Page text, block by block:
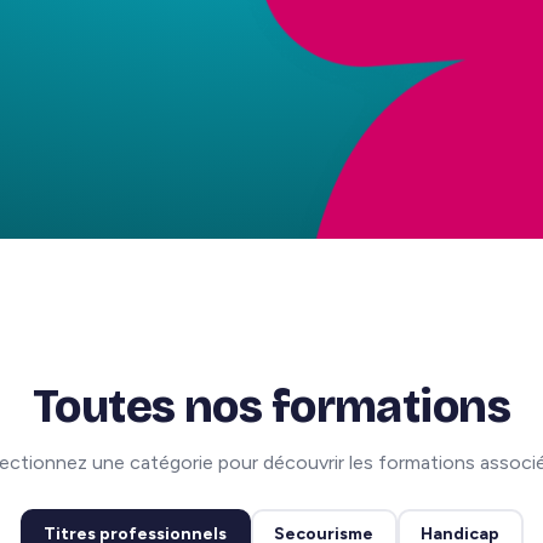
Toutes nos formations
une catégorie pour découvrir les formations
Titres professionnels Secourisme Handicap